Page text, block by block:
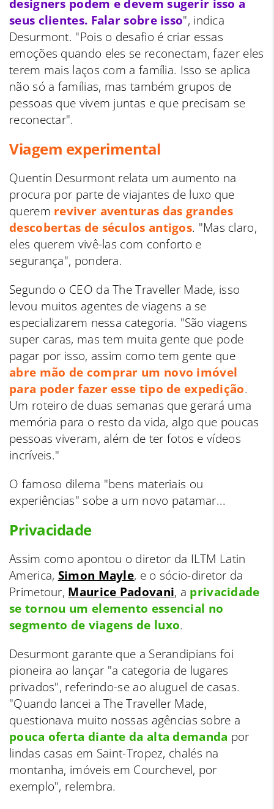
designers podem e devem sugerir isso a
seus clientes. Falar sobre isso", indica
Desurmont. "Pois o desafio é criar essas
emoções quando eles se reconectam, fazer eles
terem mais laços com a família. Isso se aplica
não só a famílias, mas também grupos de
pessoas que vivem juntas e que precisam se
reconectar".
Viagem experimental
Quentin Desurmont relata um aumento na
procura por parte de viajantes de luxo que
querem reviver aventuras das grandes
descobertas de séculos antigos. "Mas claro,
eles querem vivê-las com conforto e
segurança", pondera.
Segundo o CEO da The Traveller Made, isso
levou muitos agentes de viagens a se
especializarem nessa categoria. "São viagens
super caras, mas tem muita gente que pode
pagar por isso, assim como tem gente que
abre mão de comprar um novo imóvel
para poder fazer esse tipo de expedição.
Um roteiro de duas semanas que gerará uma
memória para o resto da vida, algo que poucas
pessoas viveram, além de ter fotos e vídeos
incríveis."
O famoso dilema "bens materiais ou
experiências" sobe a um novo patamar...
Privacidade
Assim como apontou o diretor da ILTM Latin
America, Simon Mayle, e o sócio-diretor da
Primetour, Maurice Padovani, a privacidade
se tornou um elemento essencial no
segmento de viagens de luxo.
Desurmont garante que a Serandipians foi
pioneira ao lançar "a categoria de lugares
privados", referindo-se ao aluguel de casas.
"Quando lancei a The Traveller Made,
questionava muito nossas agências sobre a
pouca oferta diante da alta demanda por
lindas casas em Saint-Tropez, chalés na
montanha, imóveis em Courchevel, por
exemplo", relembra.